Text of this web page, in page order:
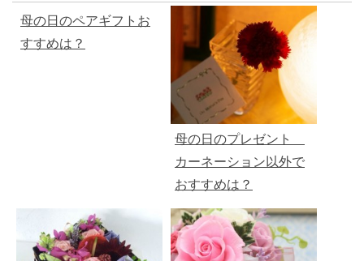
母の日のペアギフトお
すすめは？
母の日のプレゼント
カーネーション以外で
おすすめは？